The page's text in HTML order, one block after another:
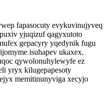
fapasocuty evykuvinujyveq
yjuqizuf qagyxutoto
gepacyry yqedynik fugu
isuhapev ukaxex.
qywolonuhylewyfe ez
yryx kilugepapesoty
memitinunyviga xecyjo